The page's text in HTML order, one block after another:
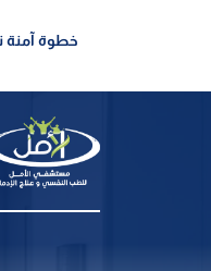
خطوة آمنة